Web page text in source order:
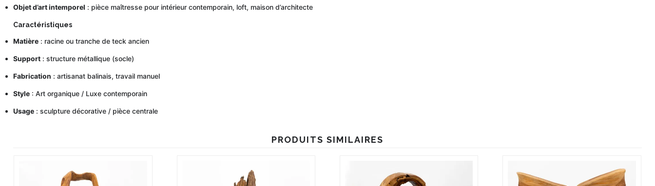
Objet d’art intemporel : pièce maîtresse pour intérieur contemporain, loft, maison d’architecte
Caractéristiques
Matière: racine ou tranche de teck ancien
Support: structure métallique (socle)
Fabrication : artisanat balinais, travail manuel
Style: Art organique / Luxe contemporain
Usage: sculpture décorative / pièce centrale
PRODUITS SIMILAIRES